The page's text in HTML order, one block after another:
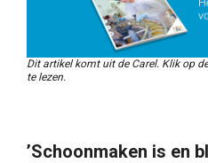
Dit artikel komt uit de Carel. Klik op
te lezen.
’Schoonmaken is en